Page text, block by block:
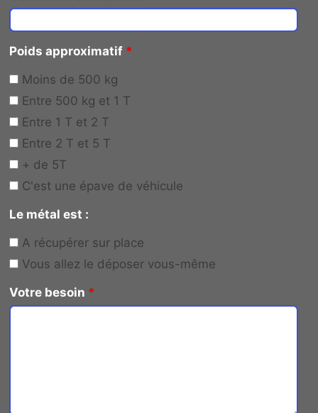
Poids approximatif *
Moins de 500 kg
Entre 500 kg et 1 T
Entre 1 T et 2 T
Entre 2 T et 5 T
+ de 5T
C'est une épave de véhicule
Le métal est :
A récupérer sur place
Vous allez le déposer vous-même
Votre besoin *